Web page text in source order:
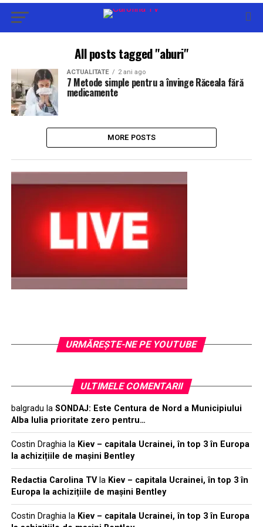
All posts tagged "aburi"
ACTUALITATE 2 ani ago
7 Metode simple pentru a învinge Răceala fără
medicamente
MORE POSTS
URMĂREŞTE-NE PE YOUTUBE
ULTIMELE COMENTARII
balgradu la SONDAJ: Este Centura de Nord a Municipiului
Alba Iulia prioritate zero pentru…
Costin Draghiala Kiev – capitala Ucrainei, în top 3 în Europa
la achizițiile de mașini Bentley
Redactia Carolina TVla Kiev – capitala Ucrainei, în top 3 în
Europa la achizițiile de mașini Bentley
Costin Draghiala Kiev – capitala Ucrainei, în top 3 în Europa